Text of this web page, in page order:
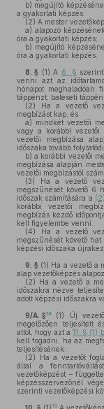
b) megújító
a gyakorlati képzés.
(2) A mester
a) alapozó
óra a gyakorlati képzés;
b) megújító
óra a gyakorlati képzés.
8. § (1) A 6. §
venni azt az
hónapot meghaladóan
táppénzt, baleseti
(2) Ha a vezető
megbízást kap, és
a) mindkét vezetői
vagy a korábbi vezetői
vezetői megbízása
időszaka tovább
b) a korábbi vezetői
megbízása alapján
vezetői megbízástól
(3) Ha a vezető
megszűnését követő 6
időszak számítására a
korábbi vezetői
megbízás kezdő
kell figyelembe venni.
(4) Ha a vezető
megszűnését követő
képzési időszaka
9. § (1) Ha a vezető a
alap vezetőképzés
(2) Ha a vezető a
időszakra nézve
adott képzési időszakra
9/A. § 14 (1)
Új
megelőzően teljesített
attól, hogy azt a11. § (1)
kell fogadni, ha az
teljesítésének.
(2) Ha a vezetőt
által a
vezetőképzést –
képzésszervezőnél
szerinti vezetőképzési
15